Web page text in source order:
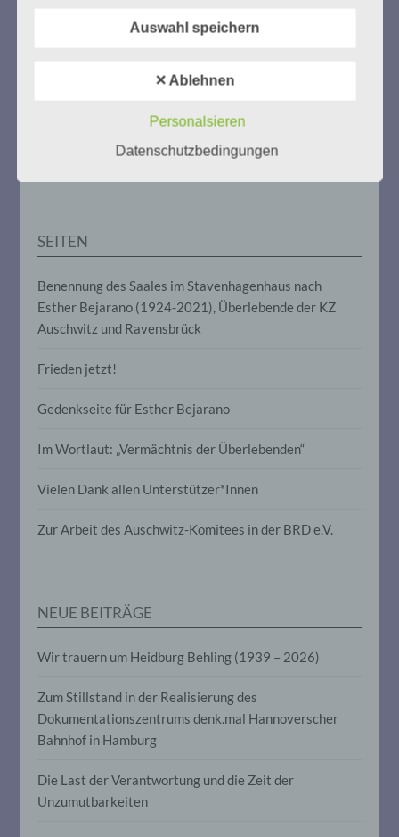
ZUM NACHLESEN
Der Stutthof-Prozess
SEITEN
Benennung des Saales im Stavenhagenhaus nach
Esther Bejarano (1924-2021), Überlebende der KZ
Auschwitz und Ravensbrück
Frieden jetzt!
Gedenkseite für Esther Bejarano
Im Wortlaut: „Vermächtnis der Überlebenden“
Vielen Dank allen Unterstützer*Innen
Zur Arbeit des Auschwitz-Komitees in der BRD e.V.
NEUE BEITRÄGE
Wir trauern um Heidburg Behling (1939 – 2026)
Zum Stillstand in der Realisierung des
Dokumentationszentrums denk.mal Hannoverscher
Bahnhof in Hamburg
Die Last der Verantwortung und die Zeit der
Unzumutbarkeiten
deren personenbezogene Daten von dem
verarbeitet werden.
im Zusammenhang mit
personenbezogenen Daten wie das
Erheben, das Erfassen, die Organisation,
das Ordnen, die Speicherung, die
Anpassung oder Veränderung, das
Verbreitung oder eine andere Form der
Verknüpfung, die Einschränkung, das
Markierung gespeicherter
e) Profiling
Profiling ist jede Art der automatisierten
die darin besteht, dass diese
personenbezogenen Daten verwendet
Aspekte, die sich auf eine natürliche
insbesondere, um Aspekte bezüglich
Arbeitsleistung, wirtschaftlicher Lage,
Gesundheit, persönlicher Vorlieben,
Auswahl speichern
✕ Ablehnen
Personalsieren
Datenschutzbedingungen